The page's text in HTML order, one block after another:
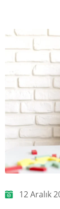
12 Aralık